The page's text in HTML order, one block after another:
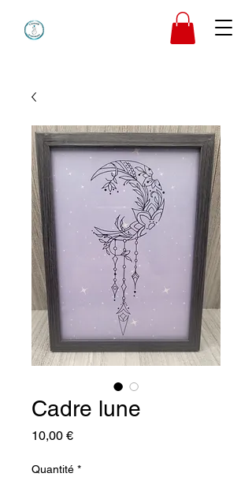
Cadre lune
10,00 €Prix
Quantité *